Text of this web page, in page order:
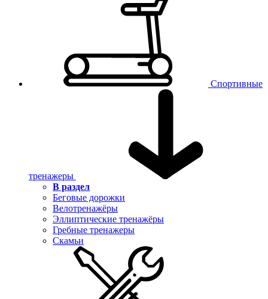
Спортивные
тренажеры
В раздел
Беговые дорожки
Велотренажёры
Эллиптические тренажёры
Гребные тренажеры
Скамьи